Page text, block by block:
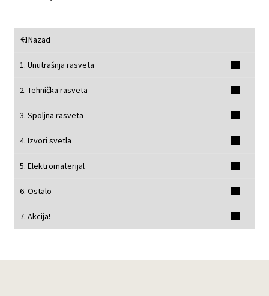
Nazad
1. Unutrašnja rasveta
2. Tehnička rasveta
3. Spoljna rasveta
4. Izvori svetla
5. Elektromaterijal
6. Ostalo
7. Akcija!